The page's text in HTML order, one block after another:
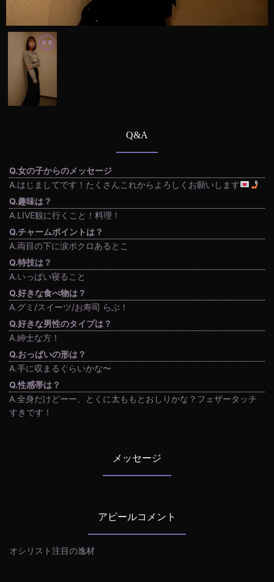
Q&A
Q.女の子からのメッセージ
A.はじましてです！たくさんこれからよろしくお願いします
Q.趣味は？
A.LIVE観に行くこと！料理！
Q.チャームポイントは？
A.両目の下に涙ボクロあるとこ
Q.特技は？
A.いっぱい寝ること
Q.好きな食べ物は？
A.グミ/スイーツ/お寿司 らぶ！
Q.好きな男性のタイプは？
A.紳士な方！
Q.おっぱいの形は？
A.手に収まるぐらいかな〜
Q.性感帯は？
A.全身だけどーー、とくに太ももとおしりかな？フェザータッチ
すきです！
メッセージ
アピールコメント
オシリスト注目の逸材